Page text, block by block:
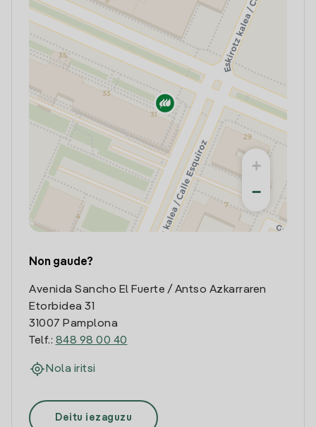
+
−
Non gaude?
Avenida Sancho El Fuerte / Antso Azkarraren
Etorbidea 31
31007 Pamplona
Telf.: 848 98 00 40
Nola iritsi
Deitu iezaguzu